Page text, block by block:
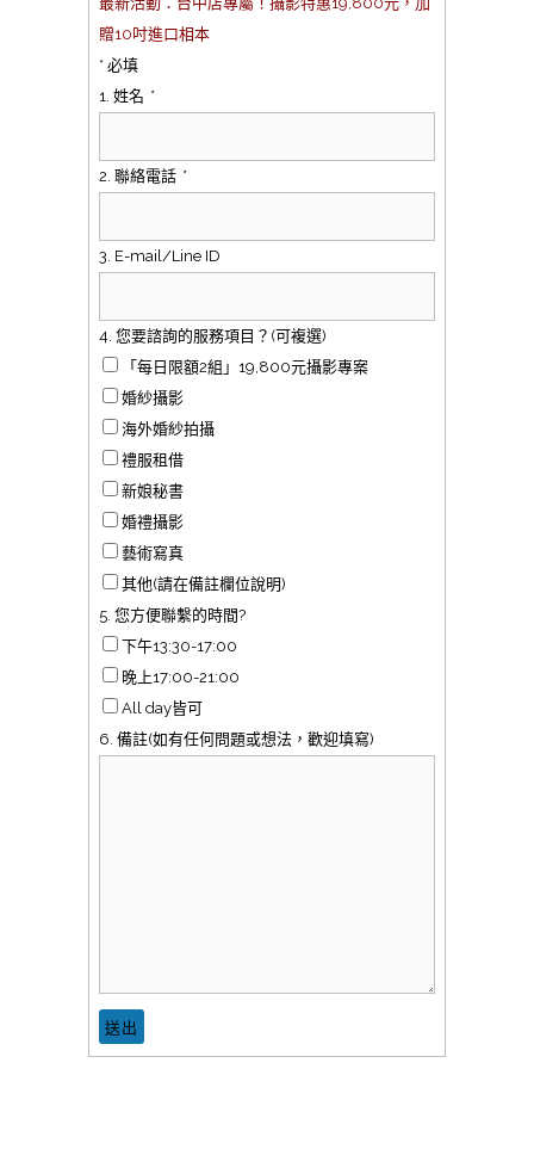
贈10吋進口相本
* 必填
1. 姓名 *
2. 聯絡電話 *
3. E-mail/Line ID
4. 您要諮詢的服務項目？(可複選)
「每日限額2組」19,800元攝影專案
婚紗攝影
海外婚紗拍攝
禮服租借
新娘秘書
婚禮攝影
藝術寫真
其他(請在備註欄位說明)
5. 您方便聯繫的時間?
下午13:30-17:00
晚上17:00-21:00
All day皆可
6. 備註(如有任何問題或想法，歡迎填寫)